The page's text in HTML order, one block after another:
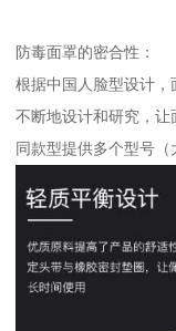
防毒面罩的密合性：
根据中国人脸型设计，
不断地设计和研究，让
同款型提供多个型号（